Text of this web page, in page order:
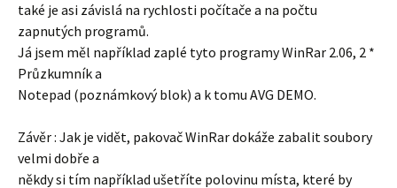
také je asi závislá na rychlosti počítače a na počtu
zapnutých programů.
Já jsem měl například zaplé tyto programy WinRar 2.06, 2 *
Průzkumník a
Notepad (poznámkový blok) a k tomu AVG DEMO.
Závěr : Jak je vidět, pakovač WinRar dokáže zabalit soubory
velmi dobře a
někdy si tím například ušetříte polovinu místa, které by